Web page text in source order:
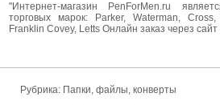
"Интернет-магазин PenForMen.ru
торговых марок: Parker, Waterman,
Franklin Covey, Letts Онлайн заказ через
Рубрика: Папки, файлы, конверты